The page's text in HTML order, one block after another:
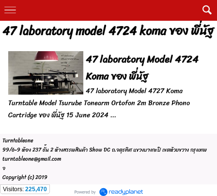
47 laboratory model 4724 koma ของ พี่นัฐ
47 laboratory Model 4724
Koma ของ พี่นัฐ
47 laboratory Model 4727 Koma
Turntable Model Tsurube Tonearm Ortofon 2m Bronze Phono
Cartridge ของ พี่นัฐ 15 June 2024 ...
Turntableone
99/6-9 ห้อง 237 ชั้น 2 ห้างสรรพสินค้า Show DC ถ.จตุรทิศ แขวงบางกะปิ เขตห้วยขวาง กรุงเทพ
turntableone@gmail.com
จ
Copyright (c) 2019
Visitors: 225,470